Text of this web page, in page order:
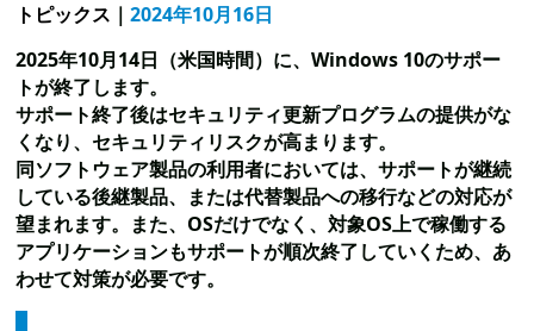
トピックス ｜2024年10月16日
2025年10月14日（米国時間）に、Windows 10のサポー
トが終了します。
サポート終了後はセキュリティ更新プログラムの提供がな
くなり、セキュリティリスクが高まります。
同ソフトウェア製品の利用者においては、サポートが継続
している後継製品、または代替製品への移行などの対応が
望まれます。また、OSだけでなく、対象OS上で稼働する
アプリケーションもサポートが順次終了していくため、あ
わせて対策が必要です。